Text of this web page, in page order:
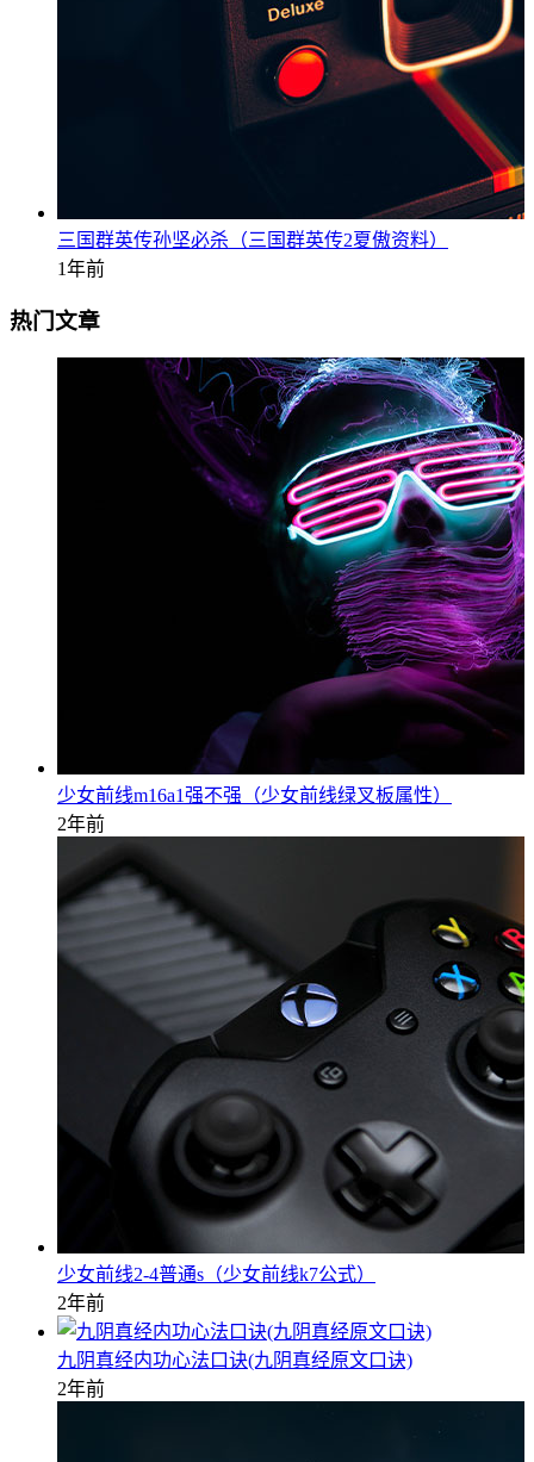
三国群英传孙坚必杀（三国群英传2夏傲资料）
1年前
热门文章
少女前线m16a1强不强（少女前线绿叉板属性）
2年前
少女前线2-4普通s（少女前线k7公式）
2年前
九阴真经内功心法口诀(九阴真经原文口诀)
2年前